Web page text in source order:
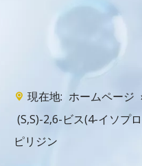
現在地: ホームページ
(S,S)-2,6-ビス(4-イソプ
ピリジン